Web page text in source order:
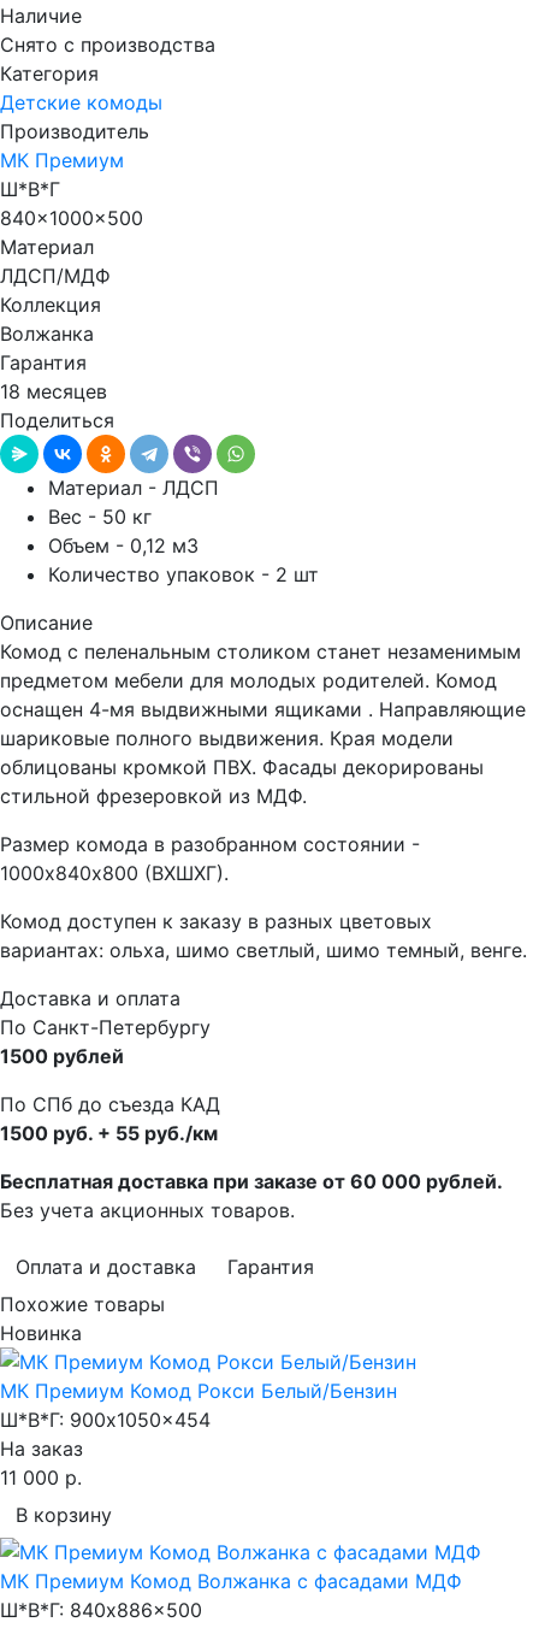
Наличие
Снято с производства
Категория
Детские комоды
Производитель
МК Премиум
Ш*В*Г
840x1000x500
Материал
ЛДСП/МДФ
Коллекция
Волжанка
Гарантия
18 месяцев
Поделиться
Материал - ЛДСП
Вес - 50 кг
Объем - 0,12 м3
Количество упаковок - 2 шт
Описание
Комод с пеленальным столиком станет незаменимым
предметом мебели для молодых родителей. Комод
оснащен 4-мя выдвижными ящиками . Направляющие
шариковые полного выдвижения. Края модели
облицованы кромкой ПВХ. Фасады декорированы
стильной фрезеровкой из МДФ.
Размер комода в разобранном состоянии -
1000х840х800 (ВХШХГ).
Комод доступен к заказу в разных цветовых
вариантах: ольха, шимо светлый, шимо темный, венге.
Доставка и оплата
По Санкт-Петербургу
1500 рублей
По СПб до съезда КАД
1500 руб. + 55 руб./км
Бесплатная доставка при заказе от 60 000 рублей.
Без учета акционных товаров.
Оплата и доставка
Гарантия
Похожие товары
Новинка
МК Премиум Комод Рокси Белый/Бензин
Ш*В*Г: 900x1050x454
На заказ
11 000 р.
В корзину
МК Премиум Комод Волжанка с фасадами МДФ
Ш*В*Г: 840x886x500